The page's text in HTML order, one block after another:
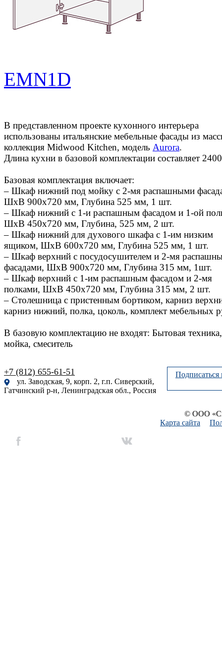
EMN1D
В представленном проекте кухонного интерьера
использованы итальянские мебельные фасады из
коллекция Midwood Kitchen, модель Aurora.
Длина кухни в базовой комплектации составляет
Базовая комплектация включает:
– Шкаф нижний под мойку с 2-мя распашными
ШхВ 900х720 мм, Глубина 525 мм, 1 шт.
– Шкаф нижний с 1-и распашным фасадом и 1-ой
ШхВ 450х720 мм, Глубина, 525 мм, 2 шт.
– Шкаф нижний для духового шкафа с 1-им низким
ящиком, ШхВ 600х720 мм, Глубина 525 мм, 1 шт.
– Шкаф верхний с посудосушителем и 2-мя
фасадами, ШхВ 900х720 мм, Глубина 315 мм, 1шт.
– Шкаф верхний с 1-им распашным фасадом и 2-мя
полками, ШхВ 450х720 мм, Глубина 315 мм, 2 шт.
– Столешница с пристенным бортиком, карниз
карниз нижний, полка, цоколь, комплект мебельных
В базовую комплектацию не входят: Бытовая техника,
мойка, смеситель
+7 (812) 655-61-51
ул. Заводская, 9, корп. 2, г.п. Сиверский,
Гатчинский р-н, Ленинградская обл., Россия
Подписаться
© ООО
Карта сайта